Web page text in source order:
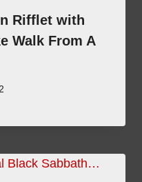
Rifflet with
Walk From A